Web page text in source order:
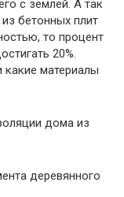
с землей. А так
бетонных плит
то процент
20%.
какие материалы
дома из
деревянного